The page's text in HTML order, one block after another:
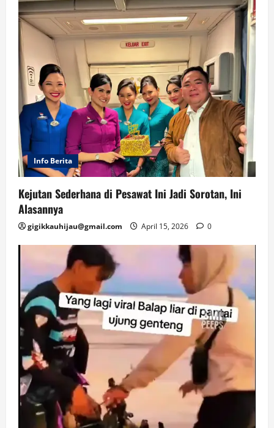
Info Berita
Kejutan Sederhana di Pesawat Ini Jadi Sorotan, Ini
Alasannya
gigikkauhijau@gmail.com April 15, 2026 0